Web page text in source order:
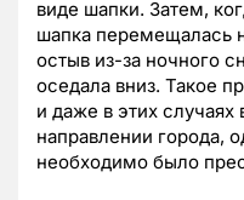
виде шапки. Затем,
шапка перемещалась
остыв из-за ночного
оседала вниз. Такое
и даже в этих случаях
направлении города,
необходимо было